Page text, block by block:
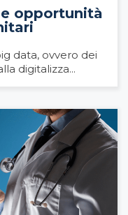
opportunità
data, ovvero dei
digitalizza...